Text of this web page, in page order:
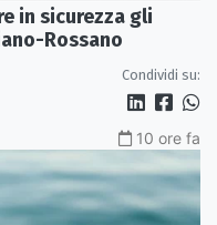
in sicurezza gli
Rossano
Condividi su:
10 ore fa